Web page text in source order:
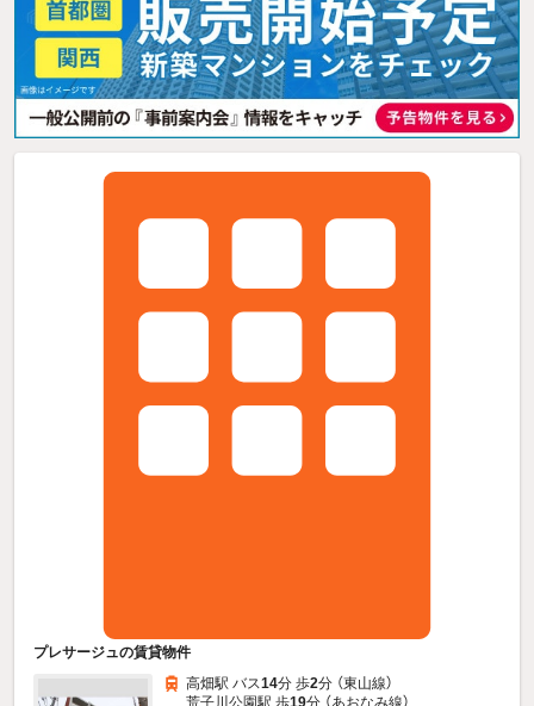
プレサージュの賃貸物件
高畑駅 バス14分 歩2分 （東山線）
荒子川公園駅 歩19分 （あおなみ線）